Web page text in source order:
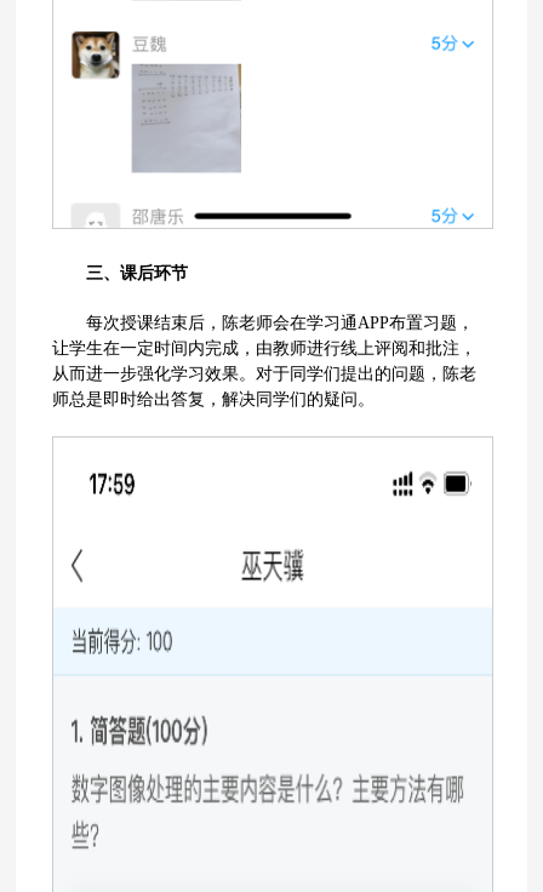
三、课后环节
每次授课结束后，陈老师会在学习通APP布置习题，
让学生在一定时间内完成，由教师进行线上评阅和批注，
从而进一步强化学习效果。对于同学们提出的问题，陈老
师总是即时给出答复，解决同学们的疑问。